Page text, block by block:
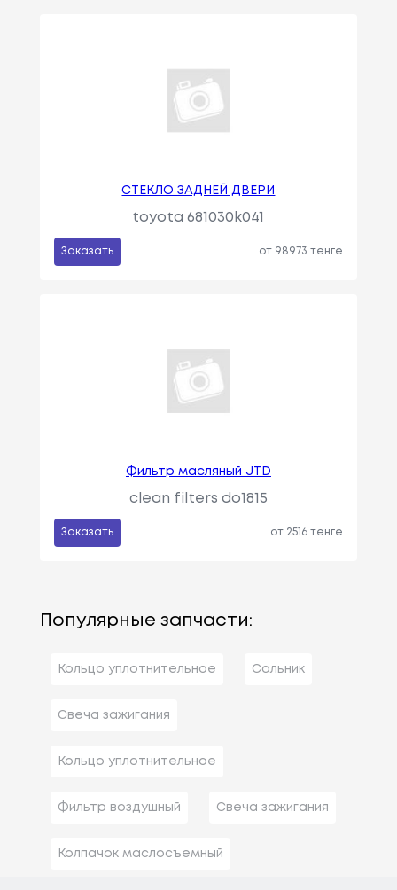
СТЕКЛО ЗАДНЕЙ ДВЕРИ
toyota 681030k041
Заказать от 98973 тенге
Фильтр масляный JTD
clean filters do1815
Заказать от 2516 тенге
Популярные запчасти:
Кольцо уплотнительное Сальник
Свеча зажигания
Кольцо уплотнительное
Фильтр воздушный Свеча зажигания
Колпачок маслосъемный